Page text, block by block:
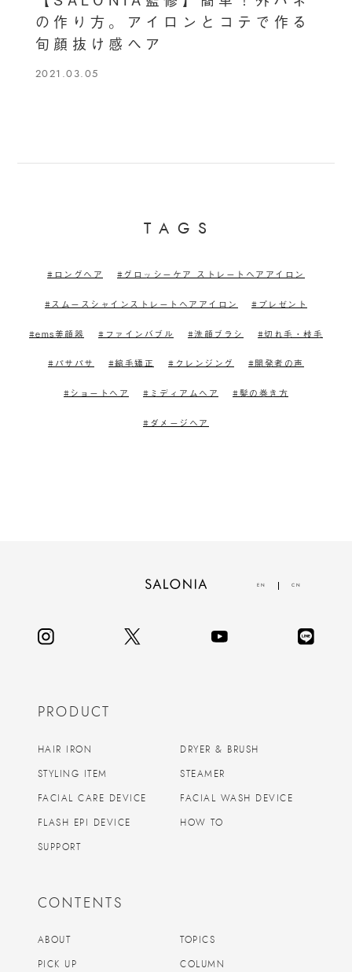
の作り方。アイロンとコテで作る
旬顔抜け感ヘア
2021.03.05
T A G S
ロングヘア グロッシーケア ストレートヘアアイロン
スムースシャインストレートヘアアイロン プレゼント
ems美顔器 ファインバブル 洗顔ブラシ 切れ毛・枝毛
パサパサ 縮毛矯正 クレンジング 開発者の声
ショートヘア ミディアムヘア 髪の巻き方
ダメージヘア
EN CN
PRODUCT
HAIR IRON DRYER & BRUSH
STYLING ITEM STEAMER
FACIAL CARE DEVICE FACIAL WASH DEVICE
FLASH EPI DEVICE
SUPPORT
HOW TO
CONTENTS
ABOUT TOPICS
PICK UP COLUMN